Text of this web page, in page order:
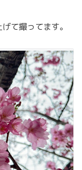
て撮ってます。